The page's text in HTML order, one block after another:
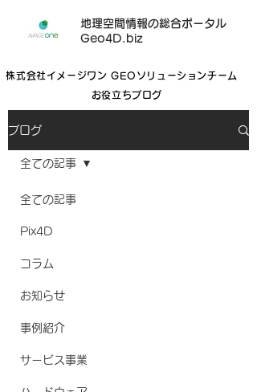
地理空間情報の総合ポータル
Geo4D.biz
株式会社イメージワン GEOソリューションチーム
お役立ちブログ
ブログ
全ての記事
Pix4D
コラム
お知らせ
事例紹介
サービス事業
全ての記事